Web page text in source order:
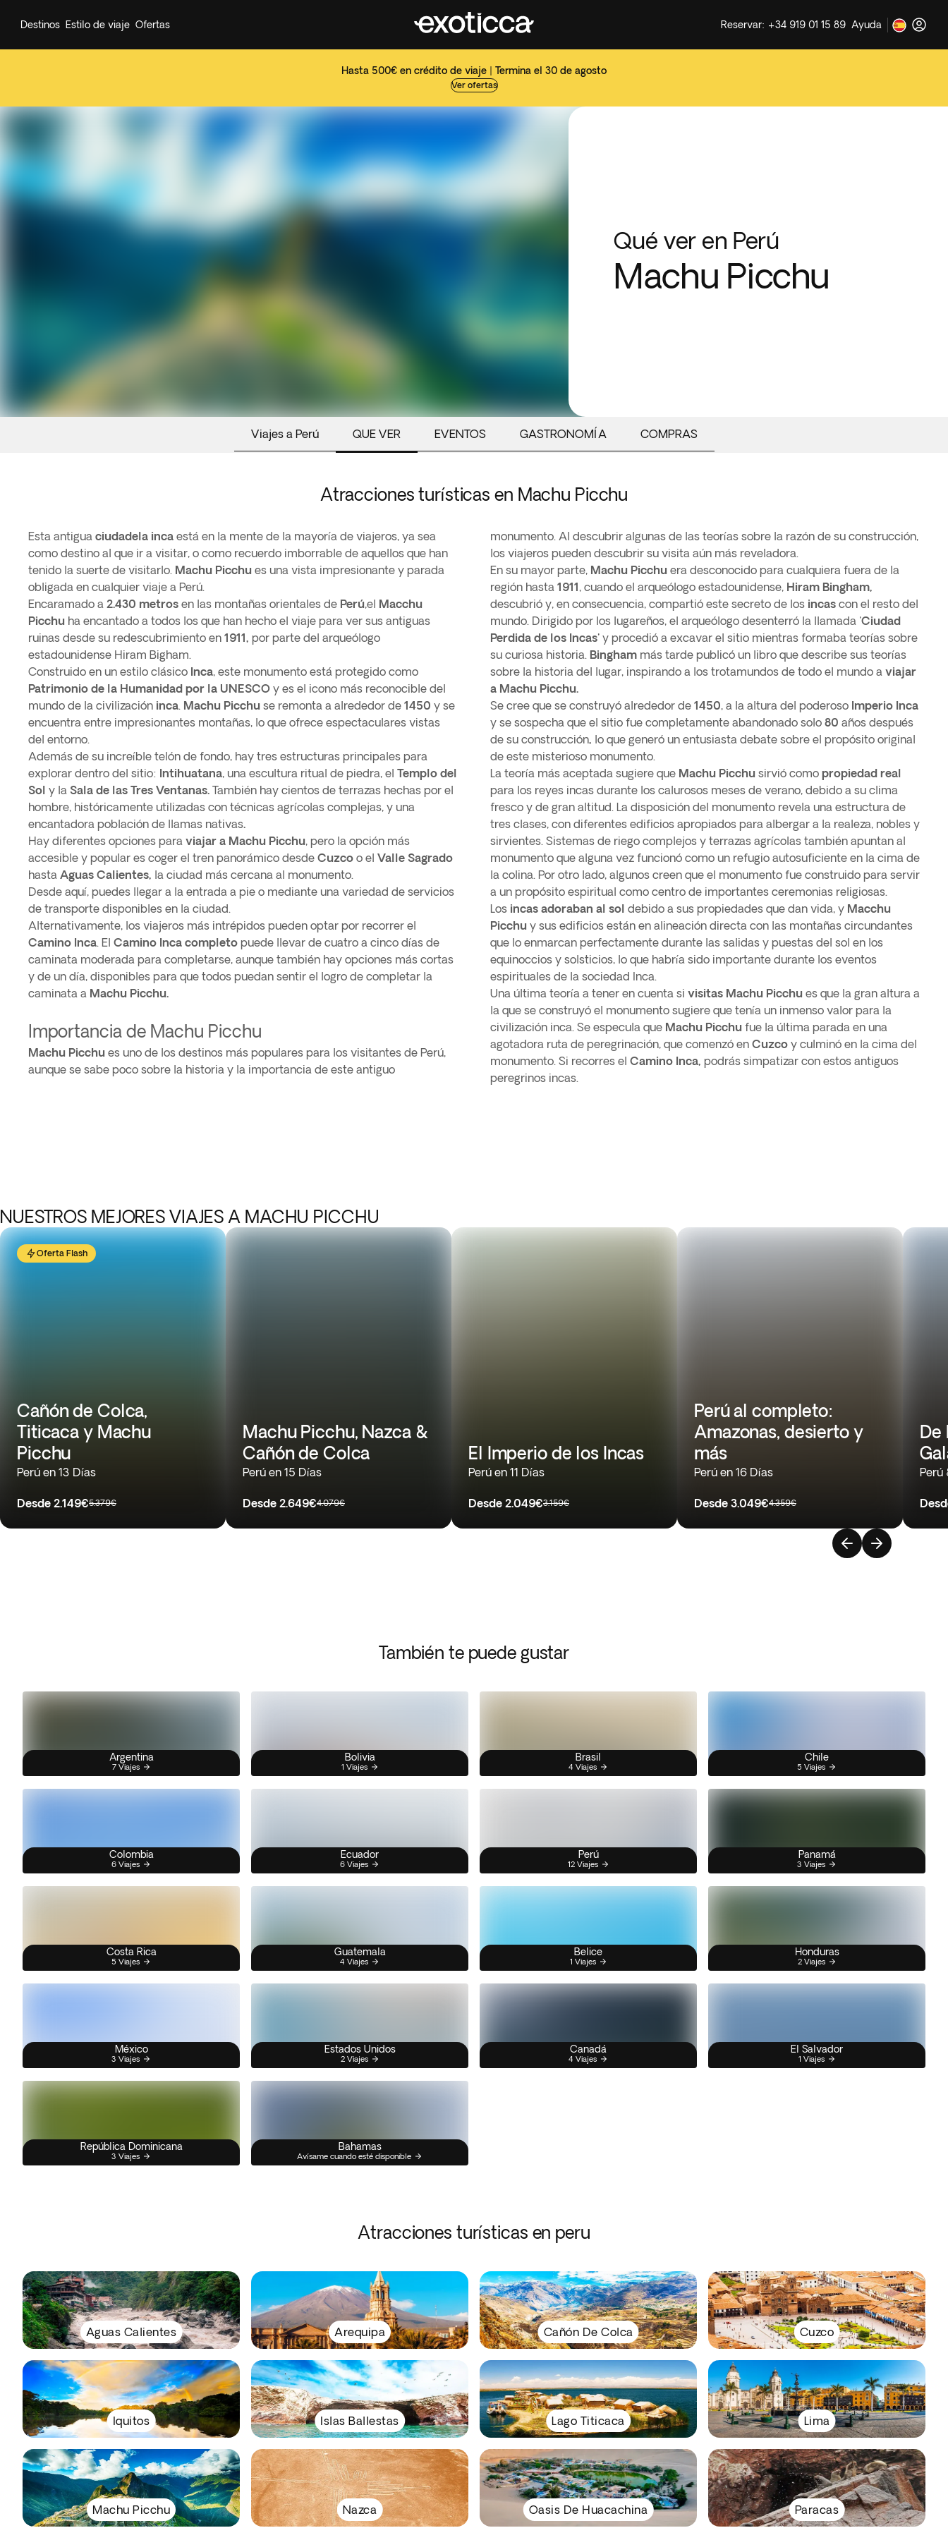
Hasta 500€ en crédito de viaje | Termina el 30 de agosto
Ver ofertas
Destinos Estilo de viaje Ofertas Reservar: +34 919 01 15 89 Ayuda
Qué ver en Perú
Machu Picchu
Viajes a Perú QUE VER EVENTOS GASTRONOMÍA COMPRAS
Atracciones turísticas en Machu Picchu
Esta antigua ciudadela inca está en la mente de la mayoría de viajeros, ya sea
como destino al que ir a visitar, o como recuerdo imborrable de aquellos que han
tenido la suerte de visitarlo. Machu Picchu es una vista impresionante y parada
obligada en cualquier viaje a Perú.
Encaramado a 2.430 metros en las montañas orientales de Perú,el Macchu
Picchu ha encantado a todos los que han hecho el viaje para ver sus antiguas
ruinas desde su redescubrimiento en 1911, por parte del arqueólogo
estadounidense Hiram Bigham.
Construido en un estilo clásico Inca, este monumento está protegido como
Patrimonio de la Humanidad por la UNESCO y es el icono más reconocible del
mundo de la civilización inca. Machu Picchu se remonta a alrededor de 1450 y se
encuentra entre impresionantes montañas, lo que ofrece espectaculares vistas
del entorno.
Además de su increíble telón de fondo, hay tres estructuras principales para
explorar dentro del sitio: Intihuatana, una escultura ritual de piedra, el Templo del
Sol y la Sala de las Tres Ventanas. También hay cientos de terrazas hechas por el
hombre, históricamente utilizadas con técnicas agrícolas complejas, y una
encantadora población de llamas nativas.
Hay diferentes opciones para viajar a Machu Picchu, pero la opción más
accesible y popular es coger el tren panorámico desde Cuzco o el Valle Sagrado
hasta Aguas Calientes, la ciudad más cercana al monumento.
Desde aquí, puedes llegar a la entrada a pie o mediante una variedad de servicios
de transporte disponibles en la ciudad.
Alternativamente, los viajeros más intrépidos pueden optar por recorrer el
Camino Inca. El Camino Inca completo puede llevar de cuatro a cinco días de
caminata moderada para completarse, aunque también hay opciones más cortas
y de un día, disponibles para que todos puedan sentir el logro de completar la
caminata a Machu Picchu.
Importancia de Machu Picchu
Machu Picchu es uno de los destinos más populares para los visitantes de Perú,
aunque se sabe poco sobre la historia y la importancia de este antiguo
monumento. Al descubrir algunas de las teorías sobre la razón de su construcción,
los viajeros pueden descubrir su visita aún más reveladora.
En su mayor parte, Machu Picchu era desconocido para cualquiera fuera de la
región hasta 1911, cuando el arqueólogo estadounidense, Hiram Bingham,
descubrió y, en consecuencia, compartió este secreto de los incas con el resto del
mundo. Dirigido por los lugareños, el arqueólogo desenterró la llamada 'Ciudad
Perdida de los Incas' y procedió a excavar el sitio mientras formaba teorías sobre
su curiosa historia. Bingham más tarde publicó un libro que describe sus teorías
sobre la historia del lugar, inspirando a los trotamundos de todo el mundo a viajar
a Machu Picchu.
Se cree que se construyó alrededor de 1450, a la altura del poderoso Imperio Inca
y se sospecha que el sitio fue completamente abandonado solo 80 años después
de su construcción, lo que generó un entusiasta debate sobre el propósito original
de este misterioso monumento.
La teoría más aceptada sugiere que Machu Picchu sirvió como propiedad real
para los reyes incas durante los calurosos meses de verano, debido a su clima
fresco y de gran altitud. La disposición del monumento revela una estructura de
tres clases, con diferentes edificios apropiados para albergar a la realeza, nobles y
sirvientes. Sistemas de riego complejos y terrazas agrícolas también apuntan al
monumento que alguna vez funcionó como un refugio autosuficiente en la cima de
la colina. Por otro lado, algunos creen que el monumento fue construido para servir
a un propósito espiritual como centro de importantes ceremonias religiosas.
Los incas adoraban al sol debido a sus propiedades que dan vida, y Macchu
Picchu y sus edificios están en alineación directa con las montañas circundantes
que lo enmarcan perfectamente durante las salidas y puestas del sol en los
equinoccios y solsticios, lo que habría sido importante durante los eventos
espirituales de la sociedad Inca.
Una última teoría a tener en cuenta si visitas Machu Picchu es que la gran altura a
la que se construyó el monumento sugiere que tenía un inmenso valor para la
civilización inca. Se especula que Machu Picchu fue la última parada en una
agotadora ruta de peregrinación, que comenzó en Cuzco y culminó en la cima del
monumento. Si recorres el Camino Inca, podrás simpatizar con estos antiguos
peregrinos incas.
NUESTROS MEJORES VIAJES A MACHU PICCHU
Oferta Flash
Cañón de Colca,
Titicaca y Machu
Picchu
Perú en 13 Días
Desde 2.149€5.379€
Machu Picchu, Nazca &
Cañón de Colca
Perú en 15 Días
Desde 2.649€4.079€
El Imperio de los Incas
Perú en 11 Días
Desde 2.049€3.159€
Perú al completo:
Amazonas, desierto y
más
Perú en 16 Días
Desde 3.049€4.359€
Perú
También te puede gustar
Argentina
7 Viajes
Bolivia
1 Viajes
Brasil
4 Viajes
Chile
5 Viajes
Colombia
6 Viajes
Ecuador
6 Viajes
Perú
12 Viajes
Panamá
3 Viajes
Costa Rica
5 Viajes
Guatemala
4 Viajes
Belice
1 Viajes
Honduras
2 Viajes
México
3 Viajes
Estados Unidos
2 Viajes
Canadá
4 Viajes
El Salvador
1 Viajes
República Dominicana
3 Viajes
Bahamas
Avísame cuando esté disponible
Atracciones turísticas en peru
Aguas Calientes Arequipa Cañón De Colca Cuzco
Iquitos Islas Ballestas Lago Titicaca Lima
Machu Picchu Nazca Oasis De Huacachina Paracas